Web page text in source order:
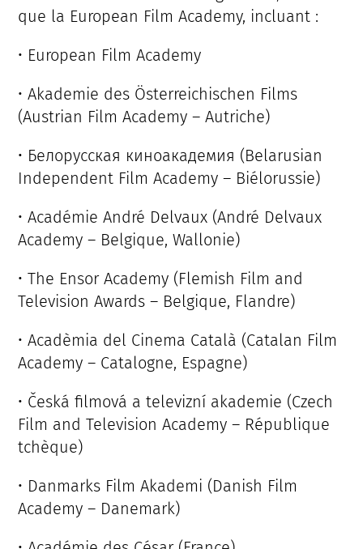
que la European Film Academy, incluant :
• European Film Academy
• Akademie des Österreichischen Films
(Austrian Film Academy – Autriche)
• Белорусская киноакадемия (Belarusian
Independent Film Academy – Biélorussie)
• Académie André Delvaux (André Delvaux
Academy – Belgique, Wallonie)
• The Ensor Academy (Flemish Film and
Television Awards – Belgique, Flandre)
• Acadèmia del Cinema Català (Catalan Film
Academy – Catalogne, Espagne)
• Česká filmová a televizní akademie (Czech
Film and Television Academy – République
tchèque)
• Danmarks Film Akademi (Danish Film
Academy – Danemark)